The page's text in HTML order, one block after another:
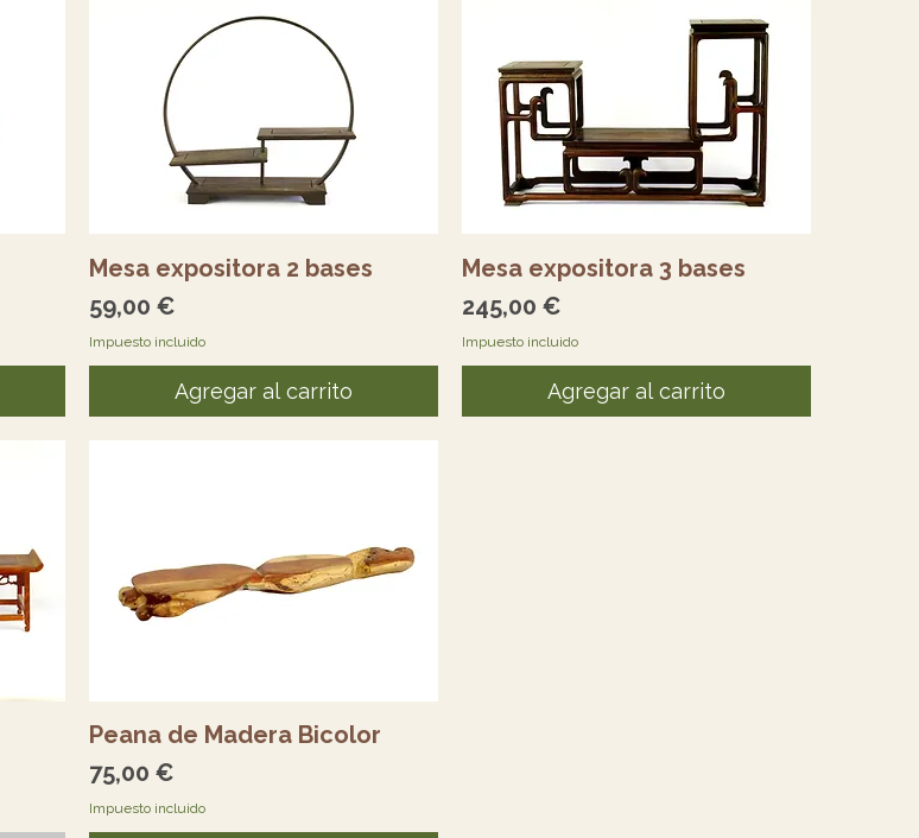
Vista rápida
Mesa expositora 2 bases
Precio
59,00 €
Impuesto incluido
Agregar al carrito
Vista rápida
Mesa expositora 3 bases
Precio
245,00 €
Impuesto incluido
Agregar al carrito
Vista rápida
Peana de Madera Bicolor
Precio
75,00 €
Impuesto incluido